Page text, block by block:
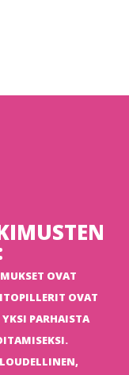
OVAT
OVAT
PARHAISTA